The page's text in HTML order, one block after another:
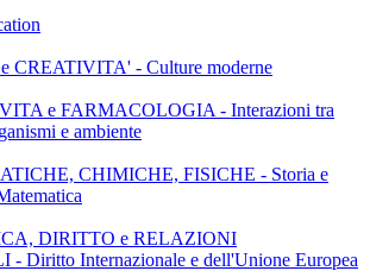
CREATIVITA' - Culture moderne
e FARMACOLOGIA - Interazioni tra
e ambiente
CHIMICHE, FISICHE - Storia e
DIRITTO e RELAZIONI
Diritto Internazionale e dell'Unione Europea